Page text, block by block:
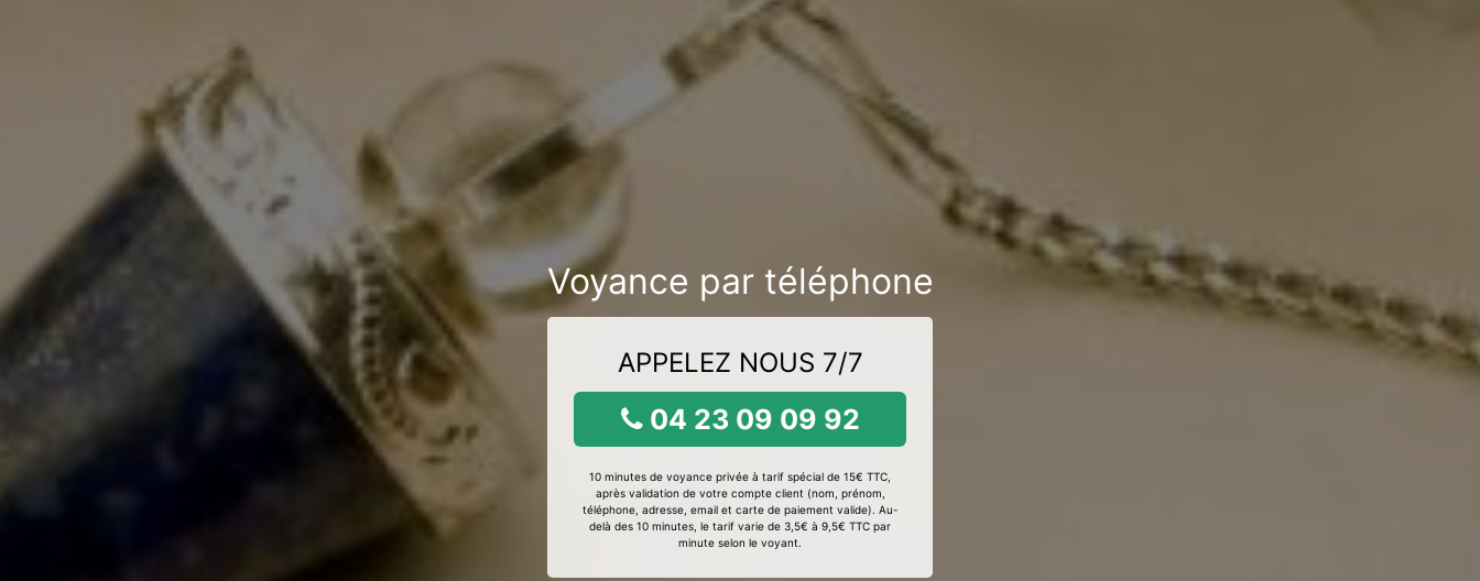
Voyance par téléphone
APPELEZ NOUS 7/7
04 23 09 09 92
10 minutes de voyance privée à tarif spécial de 15€ TTC,
après validation de votre compte client (nom, prénom,
téléphone, adresse, email et carte de paiement valide). Au-
delà des 10 minutes, le tarif varie de 3,5€ à 9,5€ TTC par
minute selon le voyant.